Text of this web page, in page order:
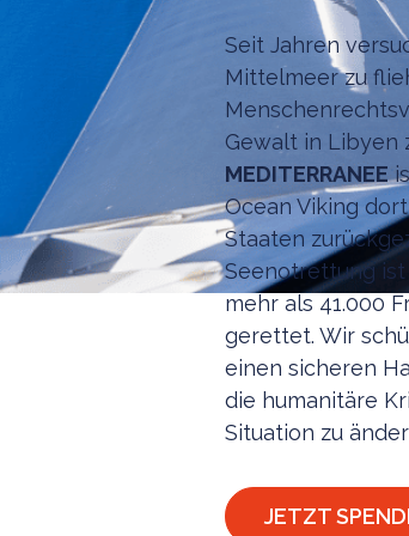
Seit Jahren
Mittelmeer zu
Gewalt in Libyen
MEDITERRANEE
Ocean Viking
Staaten
Seenotrettung ist
mehr als 41.000
gerettet. Wir
einen sicheren
die humanitäre
Situation zu
JETZT